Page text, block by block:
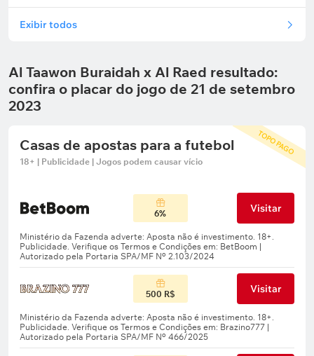
Exibir todos
Al Taawon Buraidah x Al Raed resultado:
confira o placar do jogo de 21 de setembro
2023
TOPO PAGO
Casas de apostas para a futebol
18+ | Publicidade | Jogos podem causar vício
6% Visitar
500 R$ Visitar